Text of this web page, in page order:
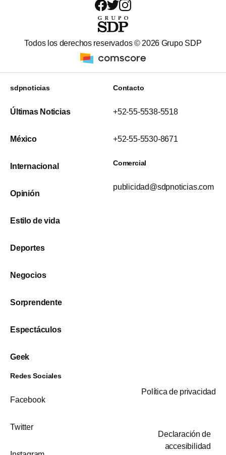
Todos los derechos reservados © 2026 Grupo SDP
sdpnoticias
Últimas Noticias
México
Internacional
Opinión
Estilo de vida
Deportes
Negocios
Sorprendente
Espectáculos
Geek
Contacto
+52-55-5538-5518
+52-55-5530-8671
Comercial
publicidad@sdpnoticias.com
Redes Sociales
Facebook
Twitter
Política de privacidad
Declaración de
accesibilidad